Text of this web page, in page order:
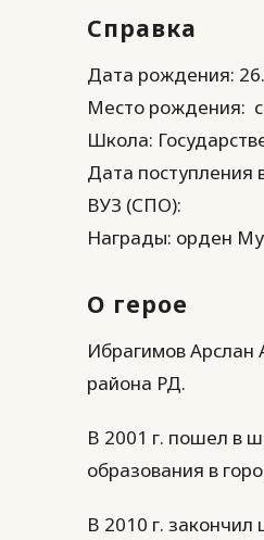
Справка
Дата рождения:
Место рождения:
Школа:
Дата поступления
ВУЗ (СПО):
Награды: орден
О герое
Ибрагимов Арслан
района РД.
В 2001 г. пошел в
образования в
В 2010 г. закончил